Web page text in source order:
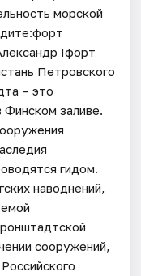
морской
Iфорт
Петровского
– это
заливе.
гидом.
наводнений,
сооружений,